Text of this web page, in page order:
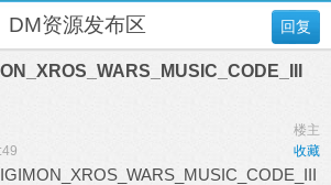
回复
DM资源发布区
楼主
收藏